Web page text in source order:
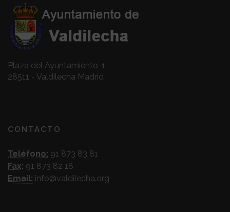
Plaza del Ayuntamiento, 1
28511 - Valdilecha Madrid
CONTACTO
Teléfono: 91 873 83 81
Fax: 91 873 82 18
Email: info@valdilecha.org